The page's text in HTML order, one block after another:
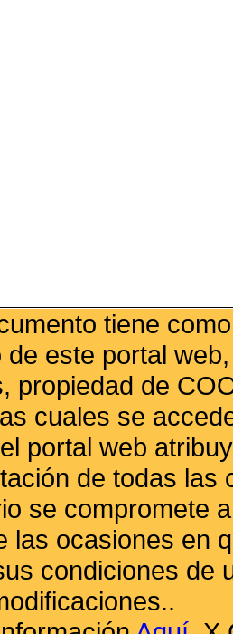
tiene
de este portal
propiedad de
cuales se
portal web
de todas
se compromete
las ocasiones en
condiciones de